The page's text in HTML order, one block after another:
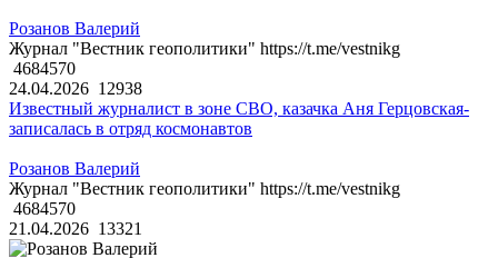
Розанов Валерий
Журнал "Вестник геополитики" https://t.me/vestnikg
4684570
24.04.2026 12938
Известный журналист в зоне СВО, казачка Аня Герцовская-
записалась в отряд космонавтов
Розанов Валерий
Журнал "Вестник геополитики" https://t.me/vestnikg
4684570
21.04.2026 13321